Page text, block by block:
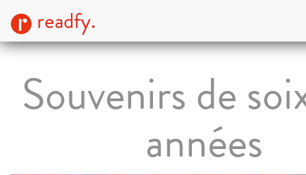
readfy.
Souvenirs de
années